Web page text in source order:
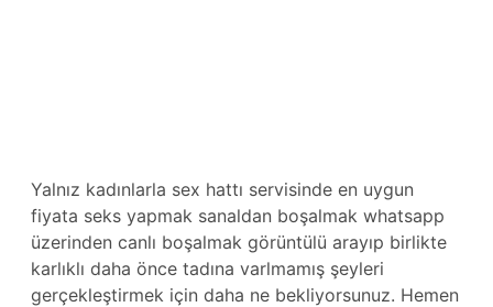
Yalnız kadınlarla sex hattı servisinde en uygun
fiyata seks yapmak sanaldan boşalmak whatsapp
üzerinden canlı boşalmak görüntülü arayıp birlikte
karlıklı daha önce tadına varlmamış şeyleri
gerçekleştirmek için daha ne bekliyorsunuz. Hemen